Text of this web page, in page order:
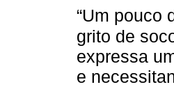
“Um pouco
grito de
expressa
e